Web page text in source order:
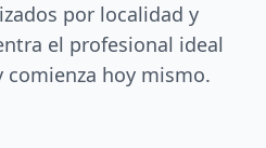
por localidad y
el profesional ideal
hoy mismo.